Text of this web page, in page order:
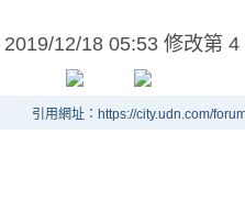
2019/12/18 05:53 修改第 4
引用網址：https://city.udn.com/